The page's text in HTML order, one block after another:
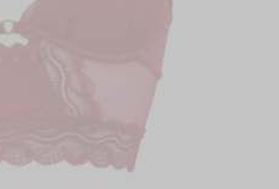
à l'élément 1
Aller à l'élément 2
Aller à l'élément 3
Aller à l'élément 4